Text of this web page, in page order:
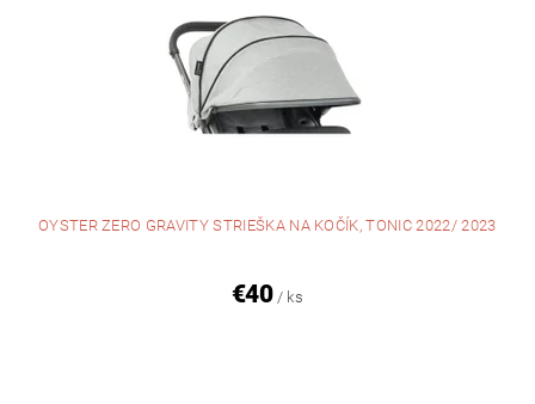
OYSTER ZERO GRAVITY STRIEŠKA NA KOČÍK, TONIC 2022/ 2023
€40 / ks